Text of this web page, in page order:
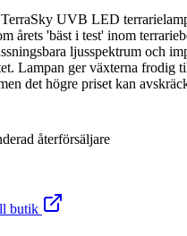
UVB LED
årets 'bäst i test' inom
ljusspektrum och
Lampan ger växterna frodig
det högre priset kan
återförsäljare
butik